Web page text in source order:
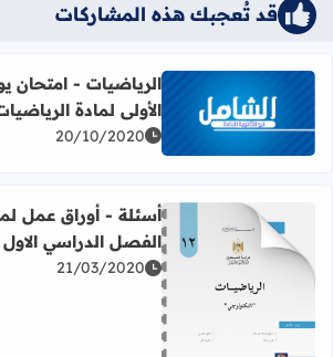
قد تُعجبك هذه المشاركات
اقرأ المزيد عن الرياضيات - امتحان
الرياضيات - امتحان
الأولى لمادة
20/10/2020
اقرأ المزيد عن أسئلة - أوراق عمل
أسئلة - أوراق عمل
الفصل الدراسي الاول -
21/03/2020